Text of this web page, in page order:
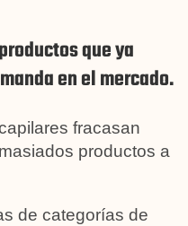
que ya
en el mercado.
fracasan
productos a
de categorías de